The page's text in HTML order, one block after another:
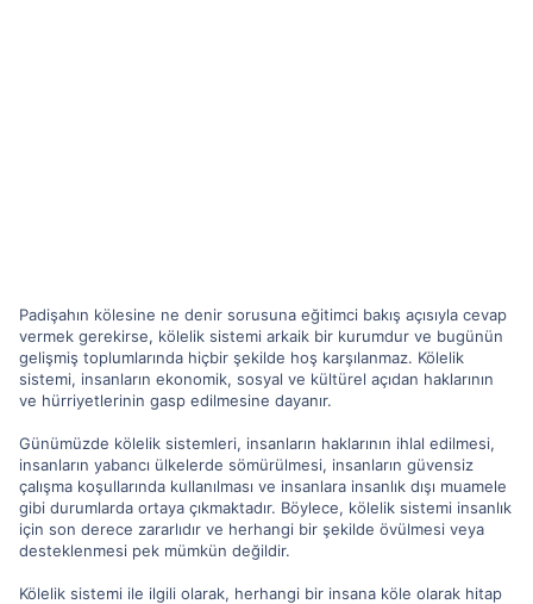
Padişahın kölesine ne denir sorusuna eğitimci bakış açısıyla cevap
vermek gerekirse, kölelik sistemi arkaik bir kurumdur ve bugünün
gelişmiş toplumlarında hiçbir şekilde hoş karşılanmaz. Kölelik
sistemi, insanların ekonomik, sosyal ve kültürel açıdan haklarının
ve hürriyetlerinin gasp edilmesine dayanır.
Günümüzde kölelik sistemleri, insanların haklarının ihlal edilmesi,
insanların yabancı ülkelerde sömürülmesi, insanların güvensiz
çalışma koşullarında kullanılması ve insanlara insanlık dışı muamele
gibi durumlarda ortaya çıkmaktadır. Böylece, kölelik sistemi insanlık
için son derece zararlıdır ve herhangi bir şekilde övülmesi veya
desteklenmesi pek mümkün değildir.
Kölelik sistemi ile ilgili olarak, herhangi bir insana köle olarak hitap